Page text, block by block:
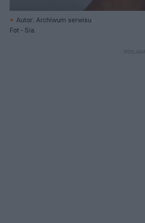
Autor: Archiwum serwisu
Fot - Sia